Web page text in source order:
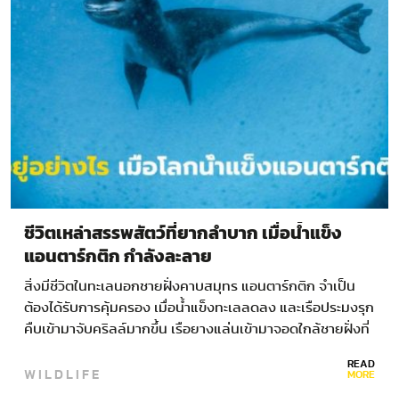
ชีวิตเหล่าสรรพสัตว์ที่ยากลำบาก เมื่อน้ำแข็ง
แอนตาร์กติก กำลังละลาย
สิ่งมีชีวิตในทะเลนอกชายฝั่งคาบสมุทร แอนตาร์กติก จําเป็น
ต้องได้รับการคุ้มครอง เมื่อนํ้าแข็งทะเลลดลง และเรือประมงรุก
คืบเข้ามาจับคริลล์มากขึ้น เรือยางแล่นเข้ามาจอดใกล้ชายฝั่งที่
มนุษย์ใน…
WILDLIFE READ
MORE